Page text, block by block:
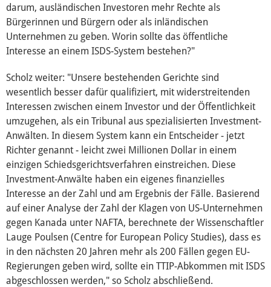
Auswärtige Angelegenheiten (EP)
Europäische Linkspartei
Interviews
Transparenz
Über mich
Vor Ort
Kontakt
Reden
darum, ausländischen Investoren mehr Rechte als
Bürgerinnen und Bürgern oder als inländischen
Unternehmen zu geben. Worin sollte das öffentliche
Interesse an einem ISDS-System bestehen?"
Scholz weiter: "Unsere bestehenden Gerichte sind
wesentlich besser dafür qualifiziert, mit widerstreitenden
Interessen zwischen einem Investor und der Öffentlichkeit
umzugehen, als ein Tribunal aus spezialisierten Investment-
Anwälten. In diesem System kann ein Entscheider - jetzt
Richter genannt - leicht zwei Millionen Dollar in einem
einzigen Schiedsgerichtsverfahren einstreichen. Diese
Investment-Anwälte haben ein eigenes finanzielles
Interesse an der Zahl und am Ergebnis der Fälle. Basierend
auf einer Analyse der Zahl der Klagen von US-Unternehmen
gegen Kanada unter NAFTA, berechnete der Wissenschaftler
Lauge Poulsen (Centre for European Policy Studies), dass es
in den nächsten 20 Jahren mehr als 200 Fällen gegen EU-
Regierungen geben wird, sollte ein TTIP-Abkommen mit ISDS
abgeschlossen werden," so Scholz abschließend.